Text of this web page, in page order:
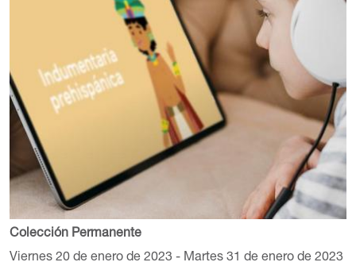
Colección Permanente
Viernes 20 de enero de 2023 - Martes 31 de enero de 2023